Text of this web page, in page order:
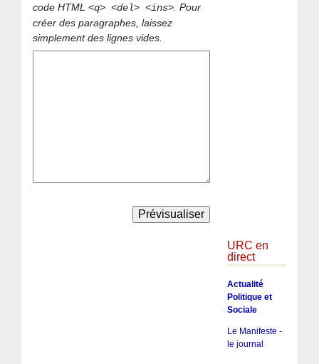
code HTML<q> <del> <ins> . Pour
créer des paragraphes, laissez
simplement des lignes vides.
URC en
direct
Actualité
Politique et
Sociale
Le Manifeste -
le journal